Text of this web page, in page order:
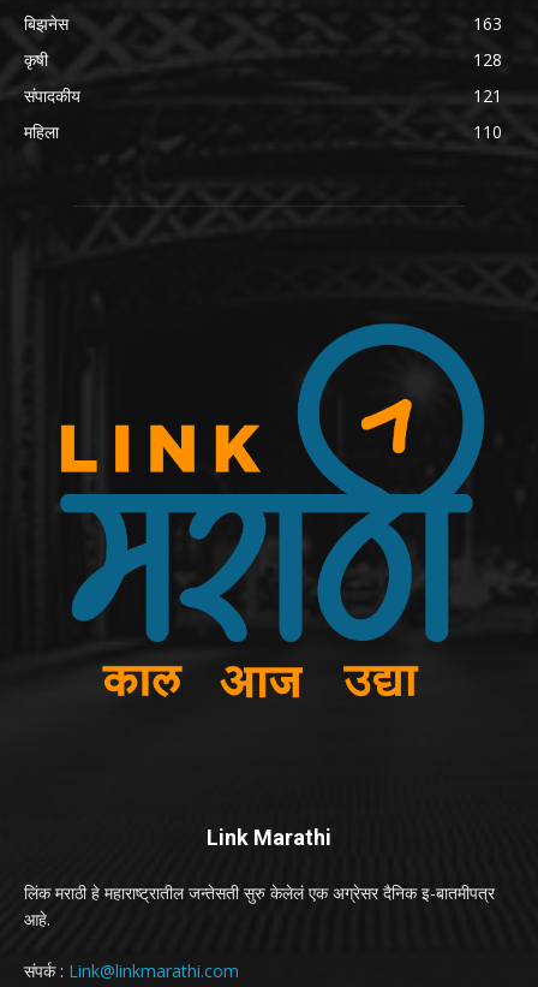
बिझनेस
163
कृषी
128
संपादकीय
121
महिला
110
Link Marathi
लिंक मराठी हे महाराष्ट्रातील जन्तेसती सुरु केलेलं एक अग्रेसर दैनिक इ-बातमीपत्र
आहे.
संपर्क : Link@linkmarathi.com